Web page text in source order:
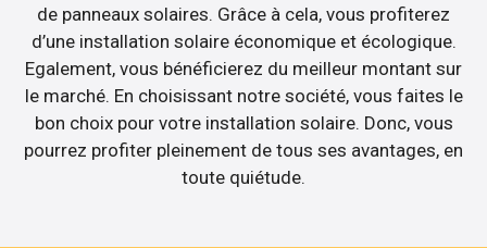
de panneaux solaires. Grâce à cela, vous profiterez
d’une installation solaire économique et écologique.
Egalement, vous bénéficierez du meilleur montant sur
le marché. En choisissant notre société, vous faites le
bon choix pour votre installation solaire. Donc, vous
pourrez profiter pleinement de tous ses avantages, en
toute quiétude.